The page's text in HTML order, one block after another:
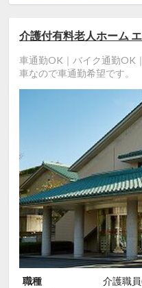
介護付有料老人ホーム
車通勤OK｜バイク通勤OK
車なので車通勤希望です。
職種
介護職